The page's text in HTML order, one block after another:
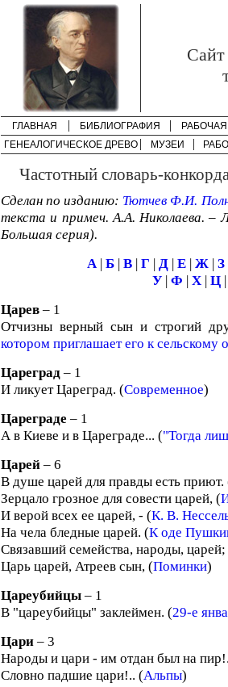
ГЛАВНАЯ БИБЛИОГРАФИЯ
ГЕНЕАЛОГИЧЕСКОЕ ДРЕВО
МУЗЕИ
Частотный словарь-
Сделан по изданию: Тютчев Ф.И.
текста и примеч. А.А. Николаева. –
Большая серия).
А| Б| В| Г | Д| Е| Ж| З
У | Ф | Х | Ц |
Царев – 1
Отчизны верный сын и строгий
котором приглашает его к сельскому
Цареград – 1
И ликует Цареград. (Современное)
Цареграде – 1
А в Киеве и в Цареграде... ("Тогда
Царей – 6
В душе царей для правды есть приют.
Зерцало грозное для совести царей, (
И верой всех ее царей, - (К. В.
На чела бледные царей. (К оде
Связавший семейства, народы, царей;
Царь царей, Атреев сын, (Поминки)
Цареубийцы – 1
В "цареубийцы" заклеймен. (29-е
Цари – 3
Народы и цари - им отдан был на
Словно падшие цари!.. (Альпы)